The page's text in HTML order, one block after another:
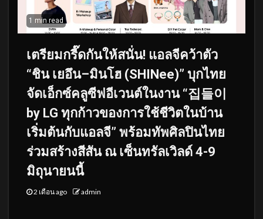
1 min read
เตรียมกรี๊ดกันให้สนั่น! แอลจีคว้าตัว
“ชิน เยอึน–มินโฮ (SHINee)” บุกไทย
จัดเอ็กซ์คลูซีฟอีเวนต์ในงาน “집들이
by LG ทุกก้าวของการใช้ชีวิตในบ้าน
เริ่มต้นกับแอลจี” พร้อมทัพศิลปินไทย
ร่วมสร้างสีสัน ณ เซ็นทรัลเวิลด์ 4-9
มิถุนายนนี้
2 เดือน ago admin